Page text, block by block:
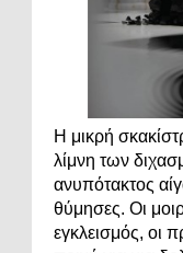
Η μικρή
λίμνη των
ανυπότακτος
θύμησες. Οι
εγκλεισμός, οι